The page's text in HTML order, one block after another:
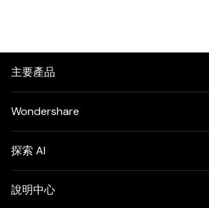
主要產品
Wondershare
探索 AI
說明中心